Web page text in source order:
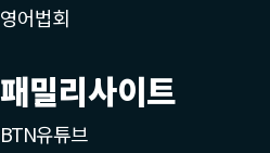
영어법회
패밀리사이트
BTN유튜브